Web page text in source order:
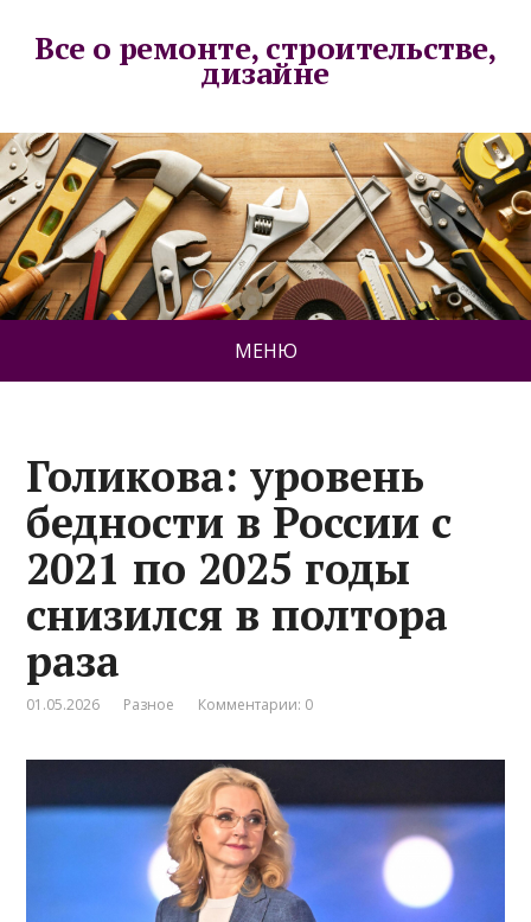
Все о ремонте, строительстве,
дизайне
МЕНЮ
Голикова: уровень
бедности в России с
2021 по 2025 годы
снизился в полтора
раза
01.05.2026 Разное Комментарии: 0